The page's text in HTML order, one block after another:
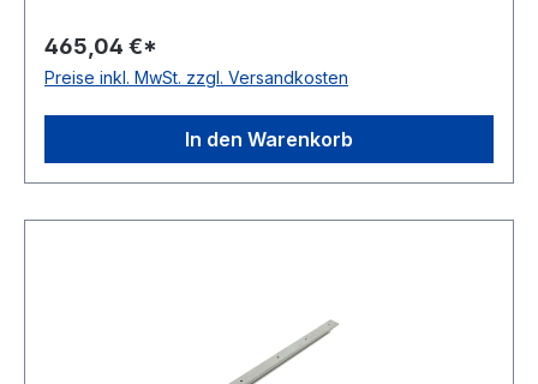
465,04 €*
Preise inkl. MwSt. zzgl. Versandkosten
In den Warenkorb